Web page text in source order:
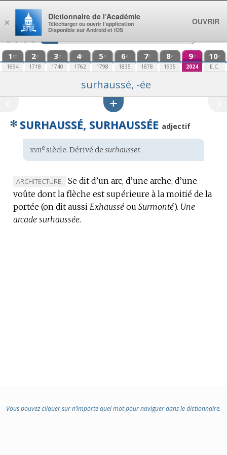
Aller au contenu
1 re
1694
2e
1718
3e
1740
4e
1762
5e
1798
6e
1835
7e
1878
8e
1935
9e
2024
10e
E.C.
surhaussé, -ée
✻ SURHAUSSÉ, SURHAUSSÉE adjectif
Étymologie
:
xviiesiècle. Dérivé de surhausser.
MARQUE
DE
DOMAINE
:
ARCHITECTURE.
Se dit d’un arc, d’une arche, d’une
voûte dont la flèche est supérieure à la moitié de la
portée (on dit aussi Exhaussé ou Surmonté). Une
arcade surhaussée.
Vous pouvez cliquer sur n’importe quel mot pour naviguer dans le dictionnaire.
×
Dictionnaire de l’Académie
Télécharger ou ouvrir l’application
Disponible sur Android et iOS
OUVRIR